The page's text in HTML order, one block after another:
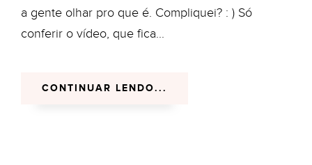
a gente olhar pro que é. Compliquei? : ) Só
conferir o vídeo, que fica...
CONTINUAR LENDO...